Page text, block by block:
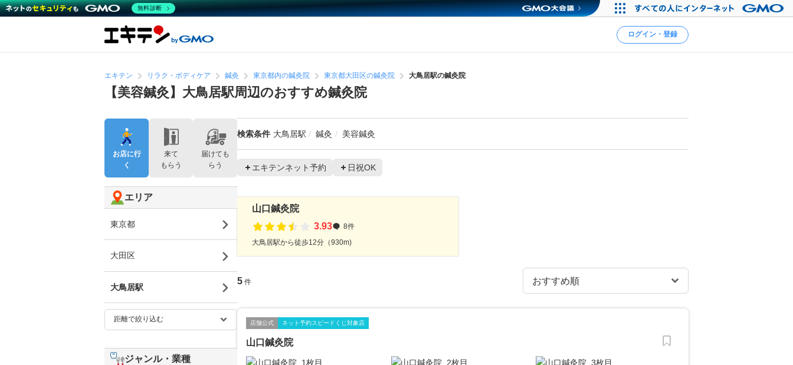
ログイン・登録
エキテン リラク・ボディケア 鍼灸 東京都内の鍼灸院 東京都大田区の鍼灸院 大鳥居駅の鍼灸院
【美容鍼灸】大鳥居駅周辺のおすすめ鍼灸院
検索条件 大鳥居駅 鍼灸 美容鍼灸
エキテンネット予約 日祝OK
山口鍼灸院
3.93
8件
大鳥居駅から徒歩12分（930m)
5 件
店舗公式 ネット予約スピードくじ対象店
山口鍼灸院
お店に行
く
来て
もらう
届けても
らう
エリア
東京都
大田区
大鳥居駅
ジャンル・業種
無料診断